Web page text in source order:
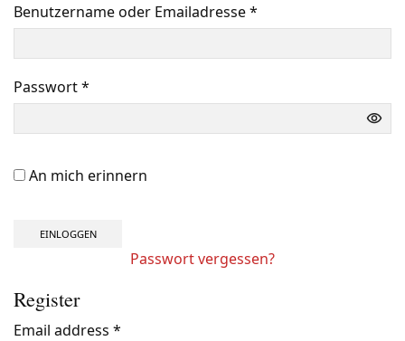
Benutzername oder Emailadresse*
Passwort*
An mich erinnern
EINLOGGEN
Passwort vergessen?
Register
Email address *